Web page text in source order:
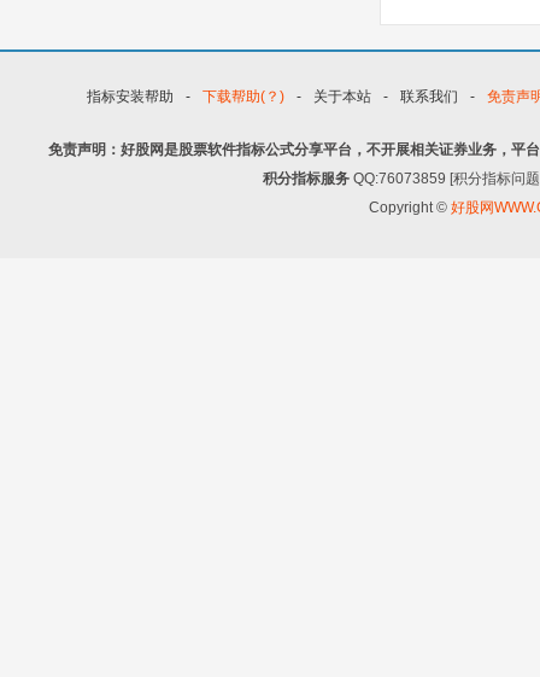
指标安装帮助 - 下载帮助(？) - 关于本站 - 联系我们 - 免责声
免责声明：好股网是股票软件指标公式分享平台，不开展相关证券业务，平
积分指标服务 QQ:76073859 [积分指标问
Copyright © 好股网